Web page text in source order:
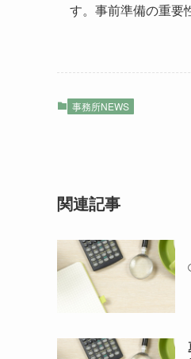
す。事前準備の重要
事務所NEWS
関連記事